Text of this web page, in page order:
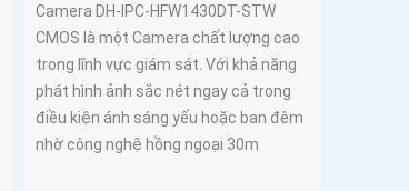
Camera DH-IPC-HFW1430DT-STW
CMOS là một Camera chất lượng cao
trong lĩnh vực giám sát. Với khả năng
phát hình ảnh sắc nét ngay cả trong
điều kiện ánh sáng yếu hoặc ban đêm
nhờ công nghệ hồng ngoại 30m